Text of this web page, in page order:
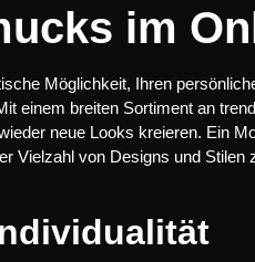
im
Möglichkeit, Ihren
einem breiten Sortiment an
neue Looks kreieren. Ein
Vielzahl von Designs und